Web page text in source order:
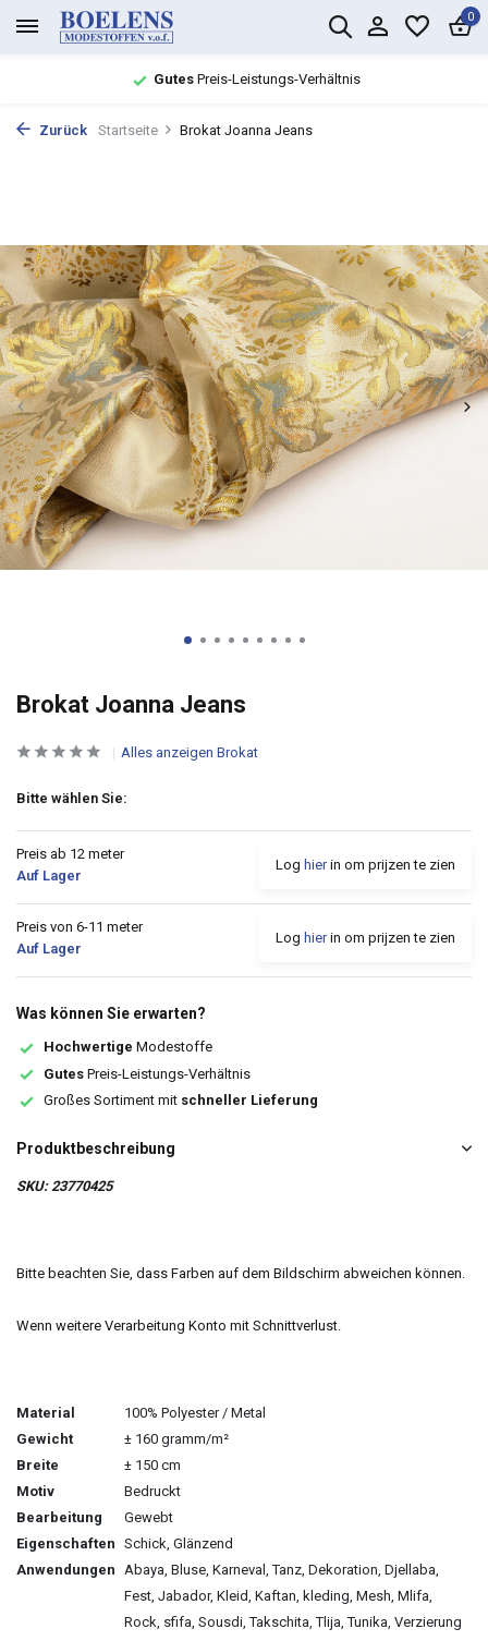
0
GutesPreis-Leistungs-Verhältnis
Zurück Startseite Brokat Joanna Jeans
Brokat Joanna Jeans
Alles anzeigen Brokat
Bitte wählen Sie:
Preis ab 12 meter
Auf Lager
Log hierin om prijzen te zien
Preis von 6-11 meter
Auf Lager
Log hierin om prijzen te zien
Was können Sie erwarten?
Hochwertige Modestoffe
Gutes Preis-Leistungs-Verhältnis
Großes Sortiment mit schneller Lieferung
Produktbeschreibung
SKU: 23770425
Bitte beachten Sie, dass Farben auf dem Bildschirm abweichen können.
Wenn weitere Verarbeitung Konto mit Schnittverlust.
Material
100% Polyester / Metal
Gewicht
± 160 gramm/m²
Breite
± 150 cm
Motiv
Bedruckt
Bearbeitung
Gewebt
Eigenschaften Schick, Glänzend
Anwendungen
Abaya, Bluse, Karneval, Tanz, Dekoration, Djellaba,
Fest, Jabador, Kleid, Kaftan, kleding, Mesh, Mlifa,
Rock, sfifa, Sousdi, Takschita, Tlija, Tunika, Verzierung